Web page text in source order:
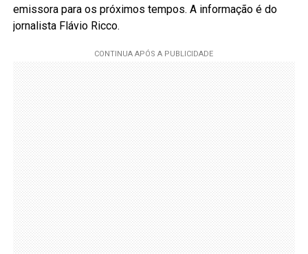
emissora para os próximos tempos. A informação é do
jornalista Flávio Ricco.